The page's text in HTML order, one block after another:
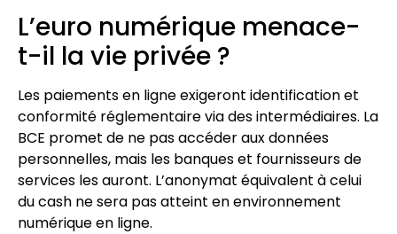
L’euro numérique menace-
t-il la vie privée ?
Les paiements en ligne exigeront identification et
conformité réglementaire via des intermédiaires. La
BCE promet de ne pas accéder aux données
personnelles, mais les banques et fournisseurs de
services les auront. L’anonymat équivalent à celui
du cash ne sera pas atteint en environnement
numérique en ligne.